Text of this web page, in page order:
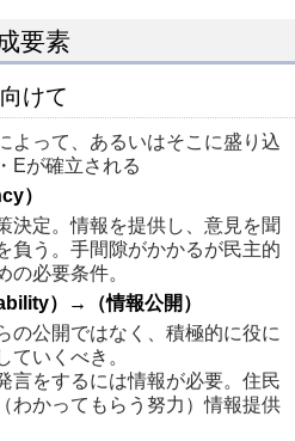
要素
けて
よって、あるいはそこに盛り込
Eが確立される
）
決定。情報を提供し、意見を聞
負う。手間隙がかかるが民主的
の必要条件。
）→（情報公開）
の公開ではなく、積極的に役に
ていくべき。
言をするには情報が必要。住民
わかってもらう努力）情報提供